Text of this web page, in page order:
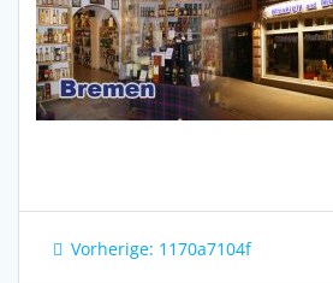
Beitragsnavigation
Vorherige: Vorheriger
1170a7104f